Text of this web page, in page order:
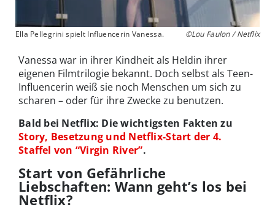
Ella Pellegrini spielt Influencerin Vanessa. ©Lou Faulon / Netflix
Vanessa war in ihrer Kindheit als Heldin ihrer
eigenen Filmtrilogie bekannt. Doch selbst als Teen-
Influencerin weiß sie noch Menschen um sich zu
scharen – oder für ihre Zwecke zu benutzen.
Bald bei Netflix: Die wichtigsten Fakten zu
Story, Besetzung und Netflix-Start der 4.
Staffel von “Virgin River”.
Start von Gefährliche
Liebschaften: Wann geht’s los bei
Netflix?